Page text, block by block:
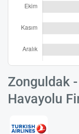
Zonguldak
Havayolu